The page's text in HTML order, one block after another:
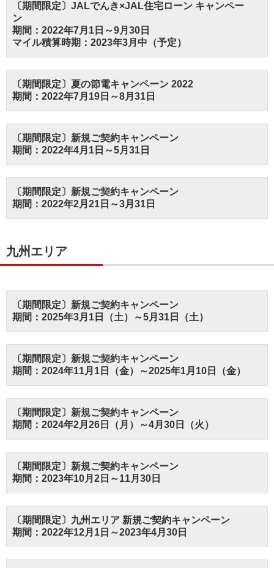
〔期間限定〕JALでんき×JAL住宅ローン キャンペー
ン
期間：2022年7月1日～9月30日
マイル積算時期：2023年3月中（予定）
〔期間限定〕夏の節電キャンペーン 2022
期間：2022年7月19日～8月31日
〔期間限定〕新規ご契約キャンペーン
期間：2022年4月1日～5月31日
〔期間限定〕新規ご契約キャンペーン
期間：2022年2月21日～3月31日
九州エリア
〔期間限定〕新規ご契約キャンペーン
期間：2025年3月1日（土）～5月31日（土）
〔期間限定〕新規ご契約キャンペーン
期間：2024年11月1日（金）～2025年1月10日（金）
〔期間限定〕新規ご契約キャンペーン
期間：2024年2月26日（月）～4月30日（火）
〔期間限定〕新規ご契約キャンペーン
期間：2023年10月2日～11月30日
〔期間限定〕九州エリア 新規ご契約キャンペーン
期間：2022年12月1日～2023年4月30日